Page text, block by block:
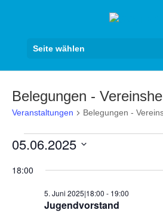
Seite wählen
Belegungen -
Veranstaltungen Belegungen -
Veranstaltungen
5.
2025
05.06.2025
18:00
Jugendvorstand
5. Juni 2025|18:00 - 19:00